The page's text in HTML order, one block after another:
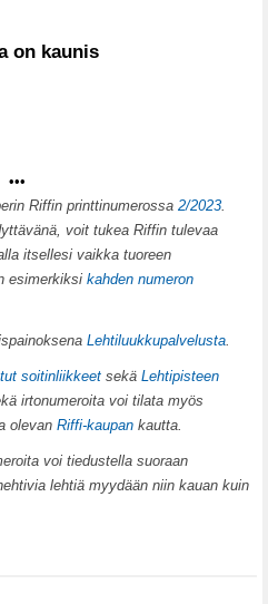
on kaunis
•••
Riffin printtinumerossa 2/2023.
voit tukea Riffin tulevaa
itsellesi vaikka tuoreen
esimerkiksi kahden numeron
Lehtiluukkupalvelusta
soitinliikkeet sekä Lehtipisteen
irtonumeroita voi tilata myös
olevan Riffi-kaupan kautta.
voi tiedustella suoraan
lehtiä myydään niin kauan kuin